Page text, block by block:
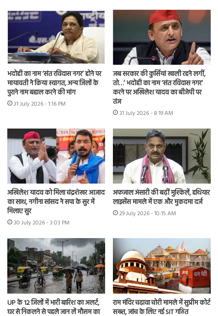
भदोही का नाम ‘संत रविदास नगर’ होने पर
मायावती ने किया स्वागत, अन्य जिलों के
पुराने नाम बहाल करने की मांग
31 July 2026 - 1:16 PM
जब सरकार की कुर्सियां खाली रहने लगीं,
तो…’ भदोही का नाम ‘संत रविदास नगर’
करने पर अखिलेश यादव का बीजेपी पर
तंज
31 July 2026 - 8:19 AM
अखिलेश यादव को मिला चंद्रशेखर आजाद
का साथ, नगीना सांसद ने सपा के सुर में
मिलाए सुर
30 July 2026 - 3:03 PM
अफजाल अंसारी की बढ़ीं मुश्किलें, हथियार
लाइसेंस मामले में एक और मुकदमा दर्ज
29 July 2026 - 10:15 AM
UP के 12 जिलों में भारी बारिश का अलर्ट,
घर से निकलने से पहले जान लें मौसम का
राम मंदिर चढ़ावा चोरी मामले में सुप्रीम कोर्ट
सख्त, जांच के लिए नई SIT गठित